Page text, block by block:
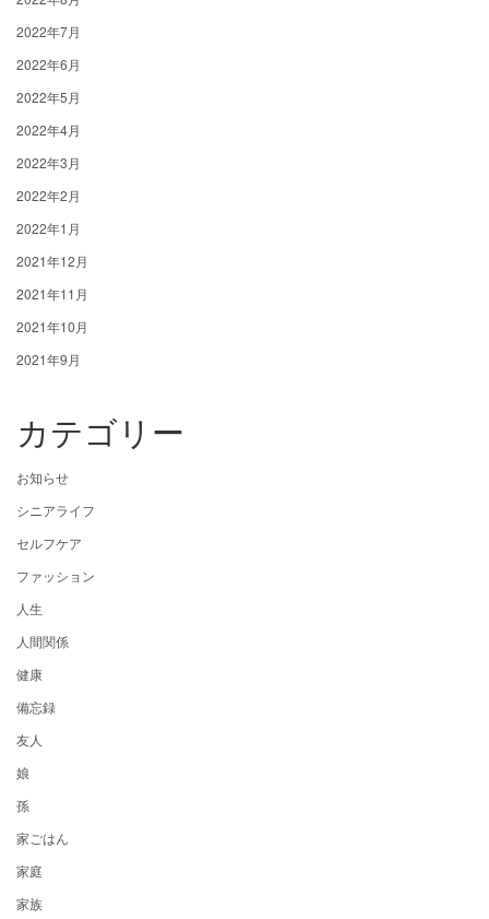
2022年7月
2022年6月
2022年5月
2022年4月
2022年3月
2022年2月
2022年1月
2021年12月
2021年11月
2021年10月
2021年9月
カテゴリー
お知らせ
シニアライフ
セルフケア
ファッション
人生
人間関係
健康
備忘録
友人
娘
孫
家ごはん
家庭
家族